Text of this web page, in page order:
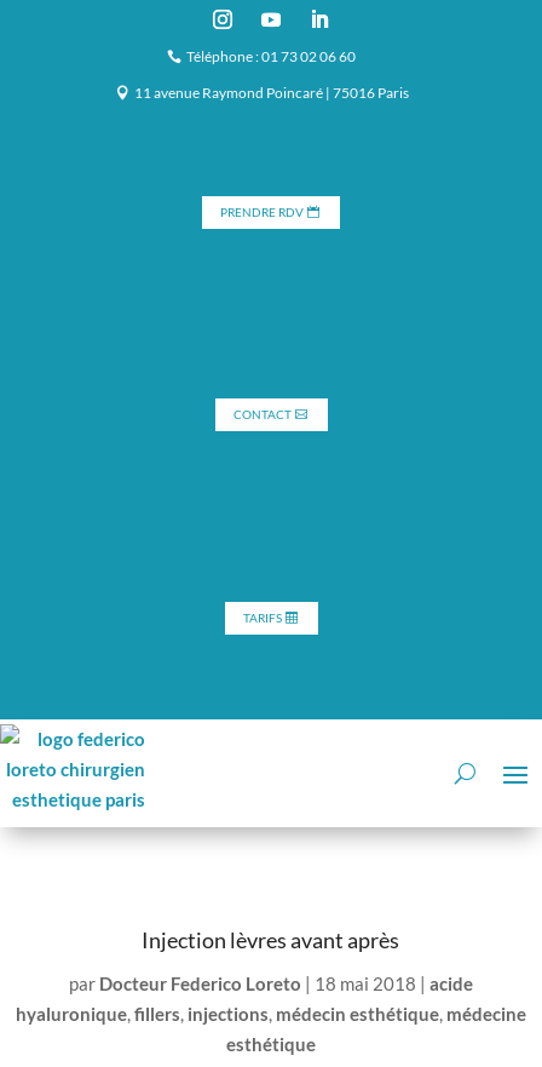
Téléphone : 01 73 02 06 60
11 avenue Raymond Poincaré | 75016 Paris
PRENDRE RDV
CONTACT
TARIFS
Injection lèvres avant après
par Docteur Federico Loreto | 18 mai 2018 | acide
hyaluronique,fillers, injections, médecin esthétique, médecine
esthétique